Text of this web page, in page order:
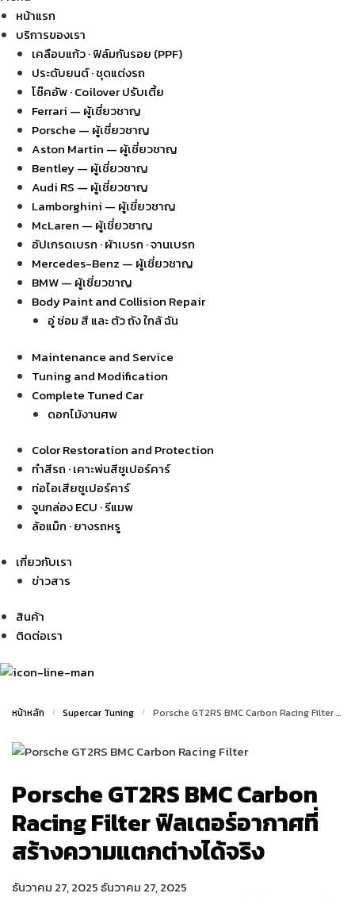
หน้าแรก
บริการของเรา
เคลือบแก้ว · ฟิล์มกันรอย (PPF)
ประดับยนต์ · ชุดแต่งรถ
โช๊คอัพ · Coilover ปรับเตี้ย
Ferrari — ผู้เชี่ยวชาญ
Porsche — ผู้เชี่ยวชาญ
Aston Martin — ผู้เชี่ยวชาญ
Bentley — ผู้เชี่ยวชาญ
Audi RS — ผู้เชี่ยวชาญ
Lamborghini — ผู้เชี่ยวชาญ
McLaren — ผู้เชี่ยวชาญ
อัปเกรดเบรก · ผ้าเบรก · จานเบรก
Mercedes-Benz — ผู้เชี่ยวชาญ
BMW — ผู้เชี่ยวชาญ
Body Paint and Collision Repair
อู่ ซ่อม สี และ ตัว ถัง ใกล้ ฉัน
Maintenance and Service
Tuning and Modification
Complete Tuned Car
ดอกไม้งานศพ
Color Restoration and Protection
ทำสีรถ · เคาะพ่นสีซูเปอร์คาร์
ท่อไอเสียซูเปอร์คาร์
จูนกล่อง ECU · รีแมพ
ล้อแม็ก · ยางรถหรู
เกี่ยวกับเรา
ข่าวสาร
สินค้า
ติดต่อเรา
หน้าหลัก / Supercar Tuning / Porsche GT2RS BMC Carbon Racing Filter ฟิลเตอร์อากาศที่สร้างความแตกต่างได้จริง
Porsche GT2RS BMC Carbon
Racing Filter ฟิลเตอร์อากาศที่
สร้างความแตกต่างได้จริง
ธันวาคม 27, 2025 ธันวาคม 27, 2025